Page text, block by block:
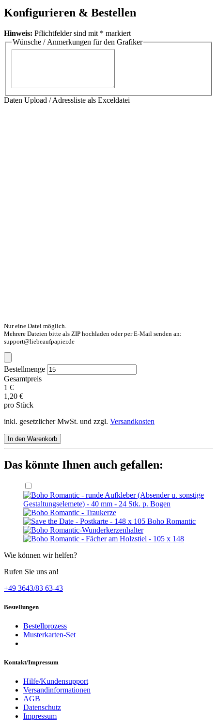
Konfigurieren & Bestellen
Hinweis: Pflichtfelder sind mit * markiert
Wünsche / Anmerkungen für den Grafiker
Daten Upload / Adressliste als Exceldatei
Nur eine Datei möglich.
Mehrere Dateien bitte als ZIP hochladen oder per E-Mail senden an:
support@liebeaufpapier.de
Bestellmenge
Gesamtpreis
1 €
1,20 €
pro Stück
inkl. gesetzlicher MwSt. und zzgl. Versandkosten
In den Warenkorb
Das könnte Ihnen auch gefallen:
Wie können wir helfen?
Rufen Sie uns an!
+49 3643/83 63-43
Bestellungen
Bestellprozess
Musterkarten-Set
Kontakt/Impressum
Hilfe/Kundensupport
Versandinformationen
AGB
Datenschutz
Impressum